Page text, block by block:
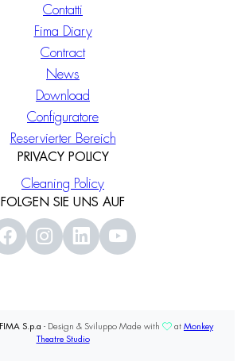
Contatti
Fima Diary
Contract
News
Download
Configuratore
Reservierter Bereich
PRIVACY POLICY
Cleaning Policy
FOLGEN SIE UNS AUF
FIMA S.p.a - Design & Sviluppo Made with at Monkey
Theatre Studio